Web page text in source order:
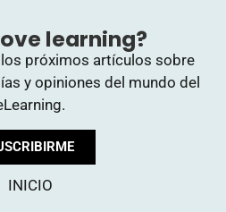
learning?
próximos artículos sobre
y opiniones del mundo del
INICIO